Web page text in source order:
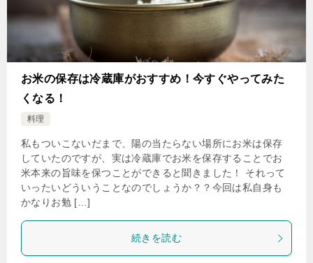
お米の保存は冷蔵庫がおすすめ！今すぐやってみた
くなる！
料理
私もついこないだまで、陽の当たらない場所にお米は保存
していたのですが、実は冷蔵庫でお米を保存することでお
米本来の旨味を保つことができると聞きました！ それって
いったいどういうことなのでしょうか？？今回は私自身も
かなりお勉 […]
続きを読む